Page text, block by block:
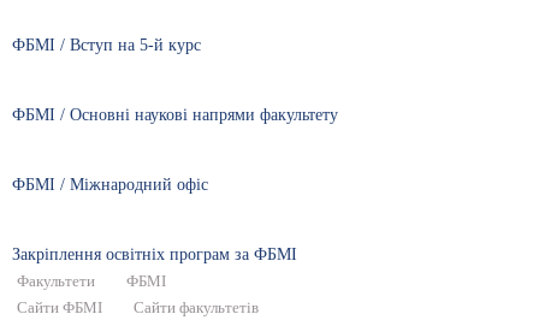
ФБМІ / Вступ на 5-й курс
ФБМІ / Основні наукові напрями факультету
ФБМІ / Міжнародний офіс
Закріплення освітніх програм за ФБМІ
Факультети
ФБМІ
Сайти ФБМІ
Сайти факультетів